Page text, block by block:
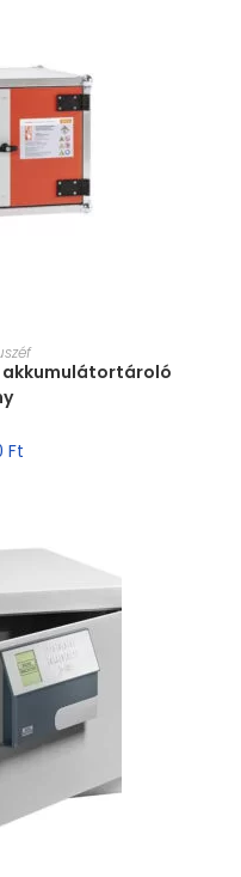
akkumulátortároló
Ft